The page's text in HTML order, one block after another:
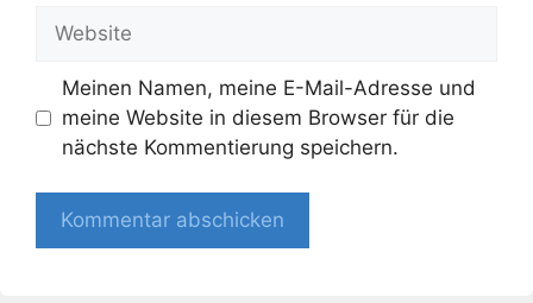
Meinen Namen, meine E-Mail-Adresse und
meine Website in diesem Browser für die
nächste Kommentierung speichern.